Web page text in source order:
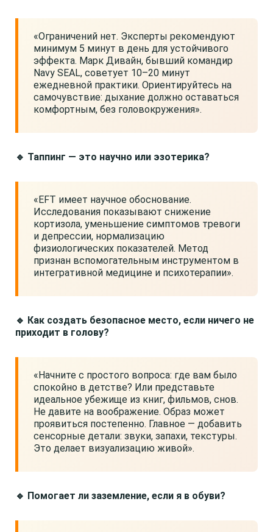
«Ограничений нет. Эксперты рекомендуют
минимум 5 минут в день для устойчивого
эффекта. Марк Дивайн, бывший командир
Navy SEAL, советует 10–20 минут
ежедневной практики. Ориентируйтесь на
самочувствие: дыхание должно оставаться
комфортным, без головокружения».
🔹 Таппинг — это научно или эзотерика?
«EFT имеет научное обоснование.
Исследования показывают снижение
кортизола, уменьшение симптомов тревоги
и депрессии, нормализацию
физиологических показателей. Метод
признан вспомогательным инструментом в
интегративной медицине и психотерапии».
🔹 Как создать безопасное место, если ничего не
приходит в голову?
«Начните с простого вопроса: где вам было
спокойно в детстве? Или представьте
идеальное убежище из книг, фильмов, снов.
Не давите на воображение. Образ может
проявиться постепенно. Главное — добавить
сенсорные детали: звуки, запахи, текстуры.
Это делает визуализацию живой».
🔹 Помогает ли заземление, если я в обуви?